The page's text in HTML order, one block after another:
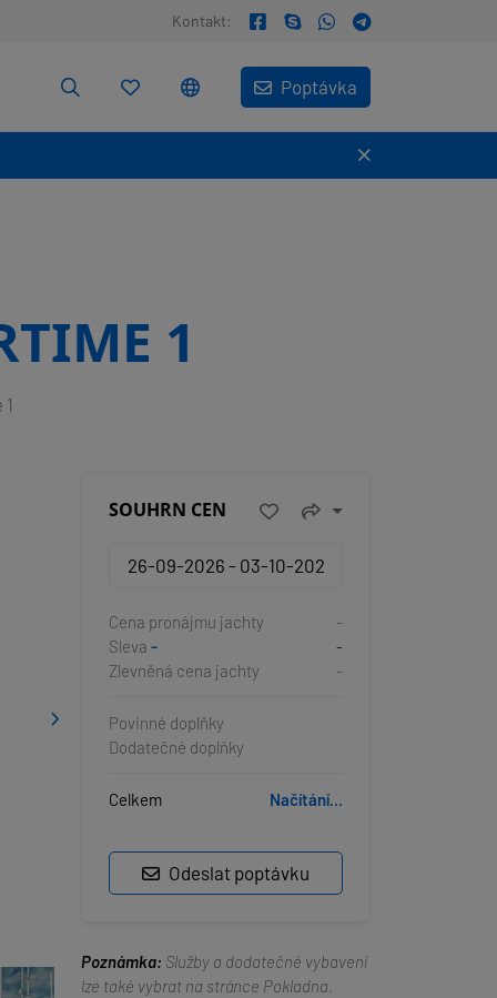
Kontakt:
Poptávka
1
SOUHRN CEN
Cena pronájmu jachty
-
Sleva -
-
Zlevněná cena jachty
-
Povinné doplňky
Dodatečné doplňky
Celkem Načítání...
Odeslat poptávku
Poznámka: Služby a dodatečné vybavení
lze také vybrat na stránce Pokladna.